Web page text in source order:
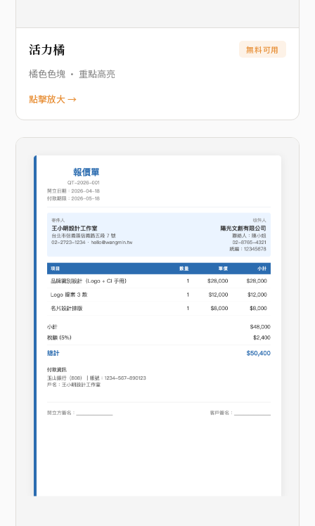
活力橘 無料可用
橘色色塊 · 重點高亮
點擊放大 →